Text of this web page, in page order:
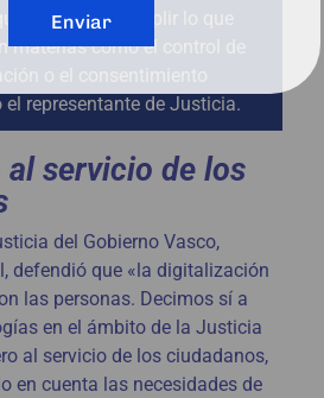
nada puede suplir lo que
materias como el control de
o el consentimiento
representante de Justicia.
al servicio de los
del Gobierno Vasco,
defendió que «la digitalización
las personas. Decimos sí a
en el ámbito de la Justicia
al servicio de los ciudadanos,
en cuenta las necesidades de
Enviar